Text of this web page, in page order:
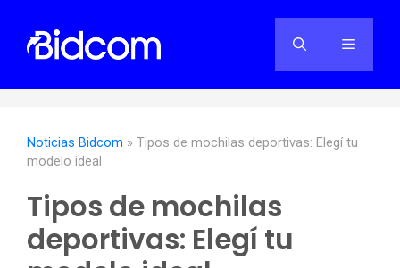
contenido
Menú
Noticias Bidcom » Tipos de mochilas deportivas: Elegí tu
modelo ideal
Tipos de mochilas
deportivas: Elegí tu